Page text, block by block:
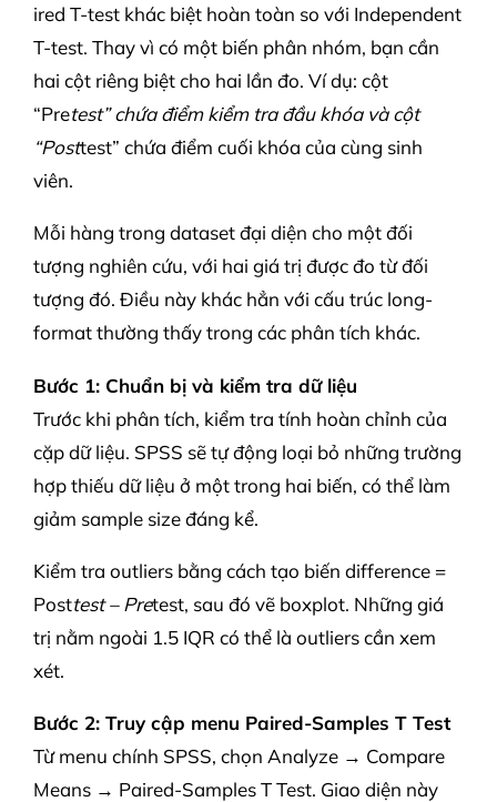
ired T-test khác biệt hoàn toàn so với Independent
T-test. Thay vì có một biến phân nhóm, bạn cần
hai cột riêng biệt cho hai lần đo. Ví dụ: cột
“Pretest” chứa điểm kiểm tra đầu khóa và cột
“Posttest” chứa điểm cuối khóa của cùng sinh
viên.
Mỗi hàng trong dataset đại diện cho một đối
tượng nghiên cứu, với hai giá trị được đo từ đối
tượng đó. Điều này khác hẳn với cấu trúc long-
format thường thấy trong các phân tích khác.
Bước 1: Chuẩn bị và kiểm tra dữ liệu
Trước khi phân tích, kiểm tra tính hoàn chỉnh của
cặp dữ liệu. SPSS sẽ tự động loại bỏ những trường
hợp thiếu dữ liệu ở một trong hai biến, có thể làm
giảm sample size đáng kể.
Kiểm tra outliers bằng cách tạo biến difference =
Posttest – Pretest, sau đó vẽ boxplot. Những giá
trị nằm ngoài 1.5 IQR có thể là outliers cần xem
xét.
Bước 2: Truy cập menu Paired-Samples T Test
Từ menu chính SPSS, chọn Analyze → Compare
Means → Paired-Samples T Test. Giao diện này